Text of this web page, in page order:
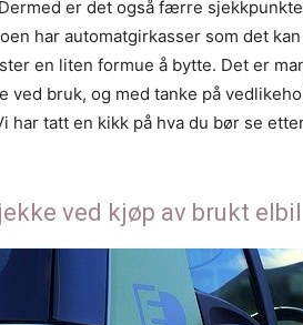
er det også færre
har automatgirkasser som det
en liten formue å bytte. Det er
ved bruk, og med tanke på
har tatt en kikk på hva du bør se
ved kjøp av brukt elbil